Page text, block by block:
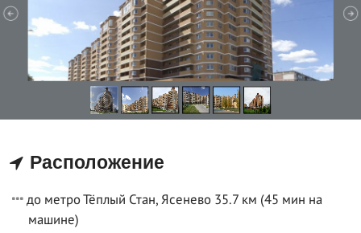
Расположение
до метро Тёплый Стан, Ясенево 35.7 км (45 мин на
машине)